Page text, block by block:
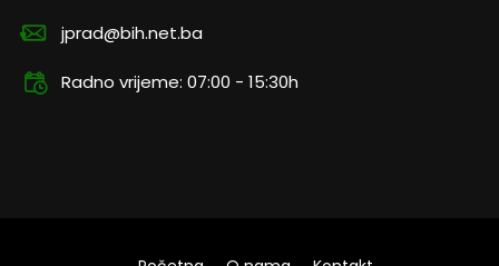
jprad@bih.net.ba
Radno vrijeme: 07:00 - 15:30h